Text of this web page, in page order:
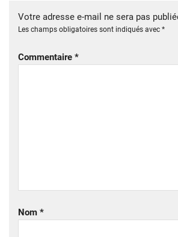
Votre adresse e-mail ne sera pas
Les champs obligatoires sont indiqués avec *
Commentaire *
Nom *